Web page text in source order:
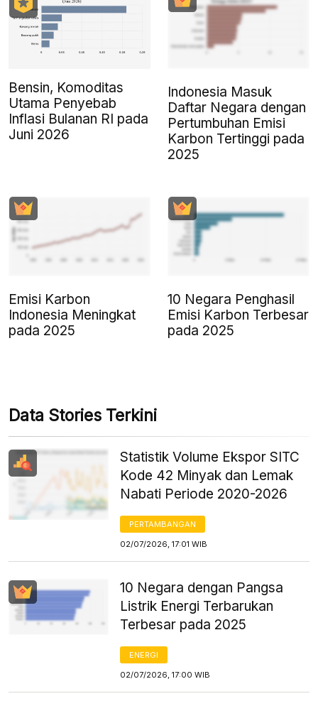
Bensin, Komoditas
Utama Penyebab
Inflasi Bulanan RI pada
Juni 2026
Indonesia Masuk
Daftar Negara dengan
Pertumbuhan Emisi
Karbon Tertinggi pada
2025
Emisi Karbon
Indonesia Meningkat
pada 2025
10 Negara Penghasil
Emisi Karbon Terbesar
pada 2025
Data Stories Terkini
Statistik Volume Ekspor SITC
Kode 42 Minyak dan Lemak
Nabati Periode 2020-2026
PERTAMBANGAN
02/07/2026, 17:01 WIB
10 Negara dengan Pangsa
Listrik Energi Terbarukan
Terbesar pada 2025
ENERGI
02/07/2026, 17:00 WIB